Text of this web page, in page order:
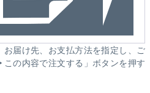
届け先、お支払方法を指定し、ご
の内容で注文する」ボタンを押す